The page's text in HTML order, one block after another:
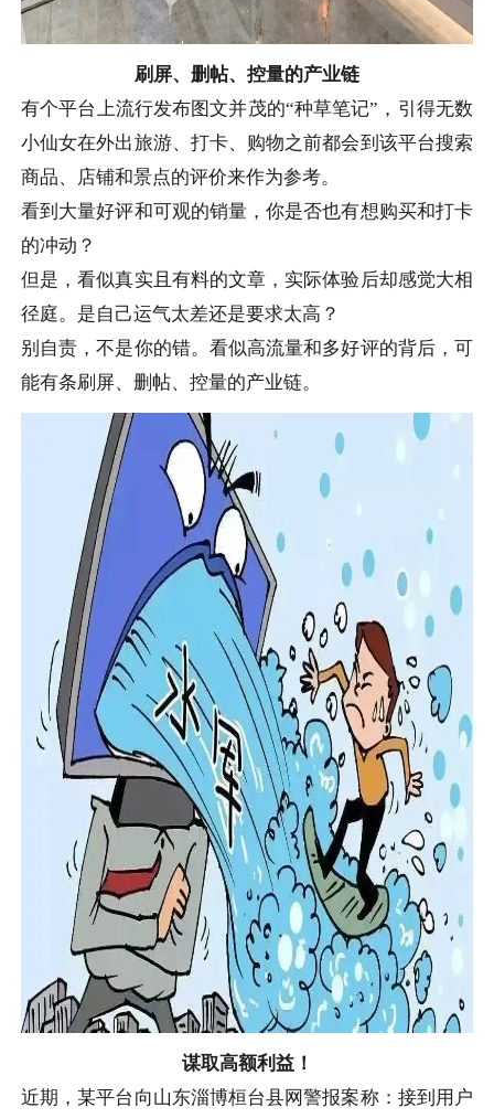
刷屏、删帖、控量的产业链
有个平台上流行发布图文并茂的“种草笔记”，引得无数
小仙女在外出旅游、打卡、购物之前都会到该平台搜索
商品、店铺和景点的评价来作为参考。
看到大量好评和可观的销量，你是否也有想购买和打卡
的冲动？
但是，看似真实且有料的文章，实际体验后却感觉大相
径庭。是自己运气太差还是要求太高？
别自责，不是你的错。看似高流量和多好评的背后，可
能有条刷屏、删帖、控量的产业链。
谋取高额利益！
近期，某平台向山东淄博桓台县网警报案称：接到用户